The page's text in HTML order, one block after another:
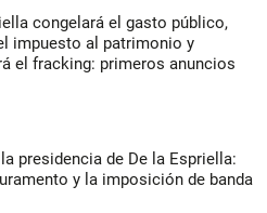
congelará el gasto público,
impuesto al patrimonio y
el fracking: primeros anuncios
presidencia de De la Espriella:
y la imposición de banda